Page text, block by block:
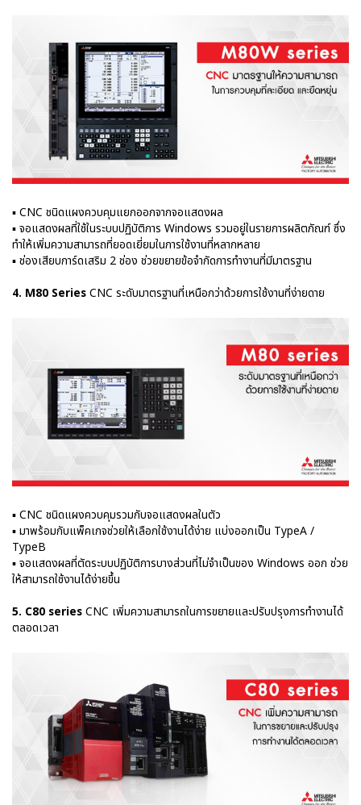
▪ CNC ชนิดแผงควบคุมแยกออกจากจอแสดงผล
▪ จอแสดงผลที่ใช้ในระบบปฏิบัติการ Windows รวมอยู่ในรายการผลิตภัณฑ์ ซึ่ง
ทำให้เพิ่มความสามารถที่ยอดเยี่ยมในการใช้งานที่หลากหลาย
▪ ช่องเสียบการ์ดเสริม 2 ช่อง ช่วยขยายข้อจำกัดการทำงานที่มีมาตรฐาน
4. M80 SeriesCNC ระดับมาตรฐานที่เหนือกว่าด้วยการใช้งานที่ง่ายดาย
▪ CNC ชนิดแผงควบคุมรวมกับจอแสดงผลในตัว
▪ มาพร้อมกับแพ็คเกจช่วยให้เลือกใช้งานได้ง่าย แบ่งออกเป็น TypeA /
TypeB
▪ จอแสดงผลที่ตัดระบบปฏิบัติการบางส่วนที่ไม่จำเป็นของ Windows ออก ช่วย
ให้สามารถใช้งานได้ง่ายขึ้น
5. C80 seriesCNC เพิ่มความสามารถในการขยายและปรับปรุงการทำงานได้
ตลอดเวลา